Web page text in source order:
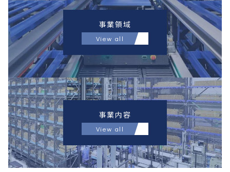
事業領域
View all
事業内容
View all